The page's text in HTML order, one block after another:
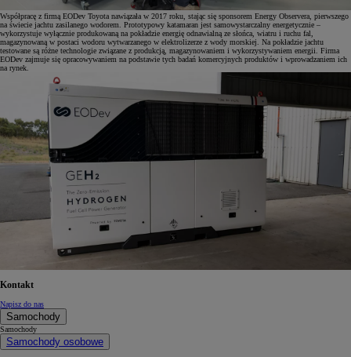
Współpracę z firmą EODev Toyota nawiązała w 2017 roku, stając się sponsorem Energy Observera, pierwszego
na świecie jachtu zasilanego wodorem. Prototypowy katamaran jest samowystarczalny energetycznie –
wykorzystuje wyłącznie produkowaną na pokładzie energię odnawialną ze słońca, wiatru i ruchu fal,
magazynowaną w postaci wodoru wytwarzanego w elektrolizerze z wody morskiej. Na pokładzie jachtu
testowane są różne technologie związane z produkcją, magazynowaniem i wykorzystywaniem energii. Firma
EODev zajmuje się opracowywaniem na podstawie tych badań komercyjnych produktów i wprowadzaniem ich
na rynek.
Kontakt
Napisz do nas
Samochody
Samochody
Samochody osobowe